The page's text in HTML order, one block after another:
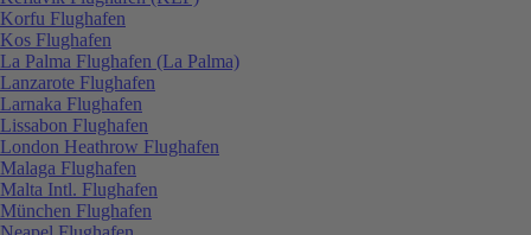
Korfu Flughafen
Kos Flughafen
La Palma Flughafen (La Palma)
Lanzarote Flughafen
Larnaka Flughafen
Lissabon Flughafen
London Heathrow Flughafen
Malaga Flughafen
Malta Intl. Flughafen
München Flughafen